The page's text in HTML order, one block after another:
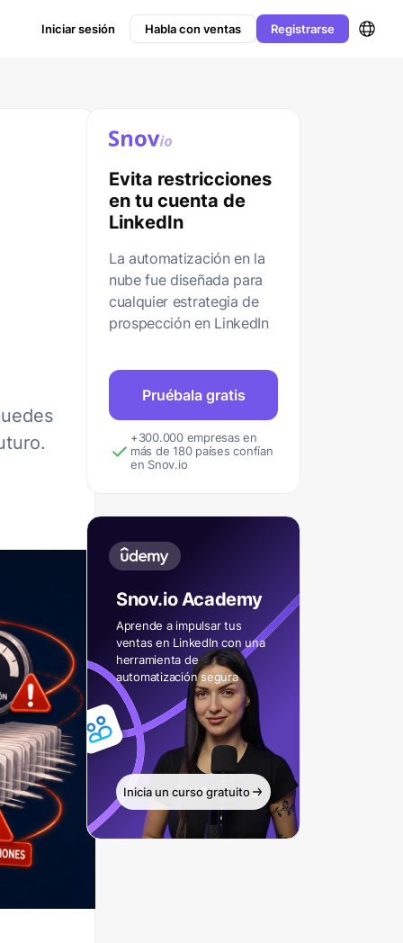
Iniciar sesión Habla con ventas Registrarse
Evita restricciones
en tu cuenta de
LinkedIn
La automatización en la
nube fue diseñada para
cualquier estrategia de
prospección en LinkedIn
Pruébala gratis
+300.000 empresas en
más de 180 países confían
en Snov.io
Snov.io Academy
Aprende a impulsar tus
ventas en LinkedIn con una
herramienta de
automatización segura
Inicia un curso gratuito